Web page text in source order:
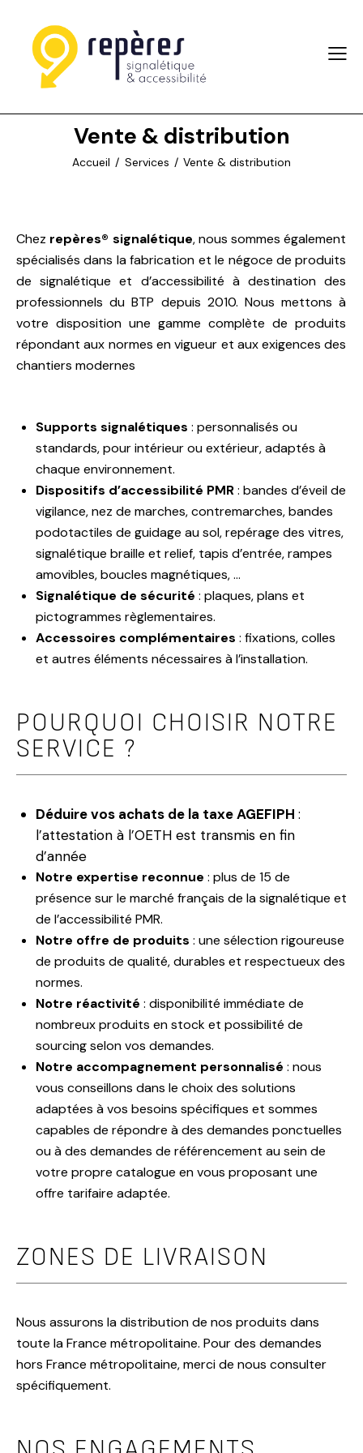
Vente & distribution
Accueil Services Vente & distribution
Chez repères® signalétique, nous sommes également
spécialisés dans la fabrication et le négoce de produits
de signalétique et d’accessibilité à destination des
professionnels du BTP depuis 2010. Nous mettons à
votre disposition une gamme complète de produits
répondant aux normes en vigueur et aux exigences des
chantiers modernes
Supports signalétiques : personnalisés ou
standards, pour intérieur ou extérieur, adaptés à
chaque environnement.
Dispositifs d’accessibilité PMR: bandes d’éveil de
vigilance, nez de marches, contremarches, bandes
podotactiles de guidage au sol, repérage des vitres,
signalétique braille et relief, tapis d’entrée, rampes
amovibles, boucles magnétiques, …
Signalétique de sécurité : plaques, plans et
pictogrammes règlementaires.
Accessoires complémentaires : fixations, colles
et autres éléments nécessaires à l’installation.
POURQUOI CHOISIR NOTRE
SERVICE ?
Déduirevos achats de la taxe AGEFIPH :
l’attestation à l’OETH est transmis en fin
d’année
Notre expertise reconnue : plus de 15 de
présence sur le marché français de la signalétique et
de l’accessibilité PMR.
Notre offre de produits : une sélection rigoureuse
de produits de qualité, durables et respectueux des
normes.
Notre réactivité : disponibilité immédiate de
nombreux produits en stock et possibilité de
sourcing selon vos demandes.
Notre accompagnement personnalisé : nous
vous conseillons dans le choix des solutions
adaptées à vos besoins spécifiques et sommes
capables de répondre à des demandes ponctuelles
ou à des demandes de référencement au sein de
votre propre catalogue en vous proposant une
offre tarifaire adaptée.
ZONES DE LIVRAISON
Nous assurons la distribution de nos produits dans
toute la France métropolitaine. Pour des demandes
hors France métropolitaine, merci de nous consulter
spécifiquement.